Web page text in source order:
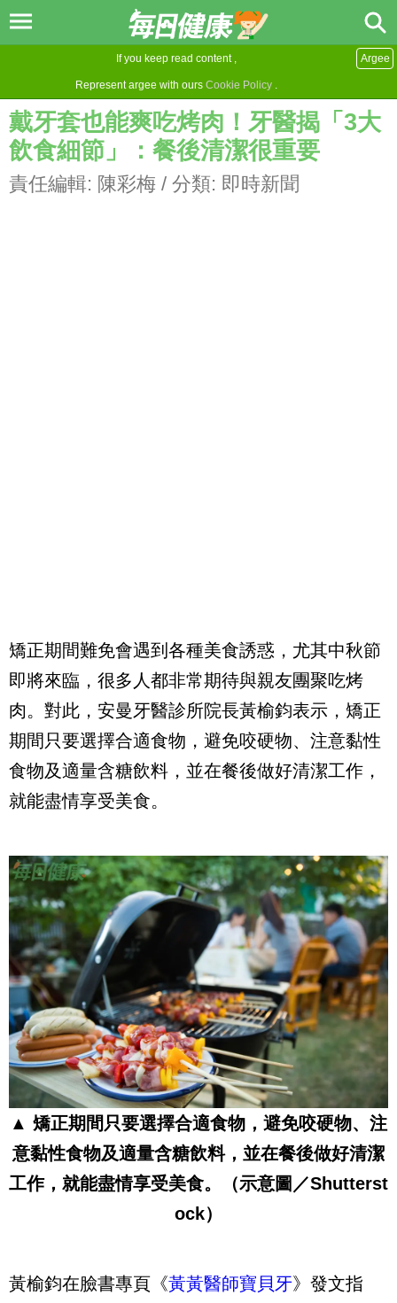
If you keep read content ,
Represent argee with ours Cookie Policy .
Argee
戴牙套也能爽吃烤肉！牙醫揭「3大
飲食細節」：餐後清潔很重要
責任編輯: 陳彩梅 / 分類: 即時新聞
矯正期間難免會遇到各種美食誘惑，尤其中秋節
即將來臨，很多人都非常期待與親友團聚吃烤
肉。對此，安曼牙醫診所院長黃榆鈞表示，矯正
期間只要選擇合適食物，避免咬硬物、注意黏性
食物及適量含糖飲料，並在餐後做好清潔工作，
就能盡情享受美食。
▲ 矯正期間只要選擇合適食物，避免咬硬物、注
意黏性食物及適量含糖飲料，並在餐後做好清潔
工作，就能盡情享受美食。（示意圖／Shutterst
ock）
黃榆鈞在臉書專頁《黃黃醫師寶貝牙》發文指